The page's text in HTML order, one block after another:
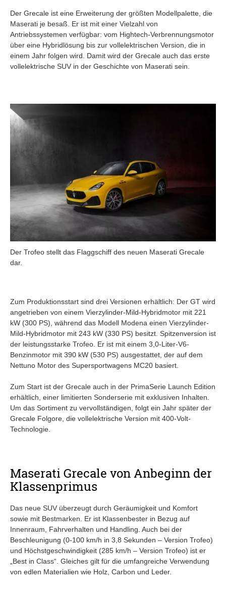
Der Grecale ist eine Erweiterung der größten Modellpalette, die
Maserati je besaß. Er ist mit einer Vielzahl von
Antriebssystemen verfügbar: vom Hightech-Verbrennungsmotor
über eine Hybridlösung bis zur vollelektrischen Version, die in
einem Jahr folgen wird. Damit wird der Grecale auch das erste
vollelektrische SUV in der Geschichte von Maserati sein.
Der Trofeo stellt das Flaggschiff des neuen Maserati Grecale
dar.
Zum Produktionsstart sind drei Versionen erhältlich: Der GT wird
angetrieben von einem Vierzylinder-Mild-Hybridmotor mit 221
kW (300 PS), während das Modell Modena einen Vierzylinder-
Mild-Hybridmotor mit 243 kW (330 PS) besitzt. Spitzenversion ist
der leistungsstarke Trofeo. Er ist mit einem 3,0-Liter-V6-
Benzinmotor mit 390 kW (530 PS) ausgestattet, der auf dem
Nettuno Motor des Supersportwagens MC20 basiert.
Zum Start ist der Grecale auch in der PrimaSerie Launch Edition
erhältlich, einer limitierten Sonderserie mit exklusiven Inhalten.
Um das Sortiment zu vervollständigen, folgt ein Jahr später der
Grecale Folgore, die vollelektrische Version mit 400-Volt-
Technologie.
Maserati Grecale von Anbeginn der
Klassenprimus
Das neue SUV überzeugt durch Geräumigkeit und Komfort
sowie mit Bestmarken. Er ist Klassenbester in Bezug auf
Innenraum, Fahrverhalten und Handling. Auch bei der
Beschleunigung (0-100 km/h in 3,8 Sekunden – Version Trofeo)
und Höchstgeschwindigkeit (285 km/h – Version Trofeo) ist er
„Best in Class“. Gleiches gilt für die umfangreiche Verwendung
von edlen Materialien wie Holz, Carbon und Leder.